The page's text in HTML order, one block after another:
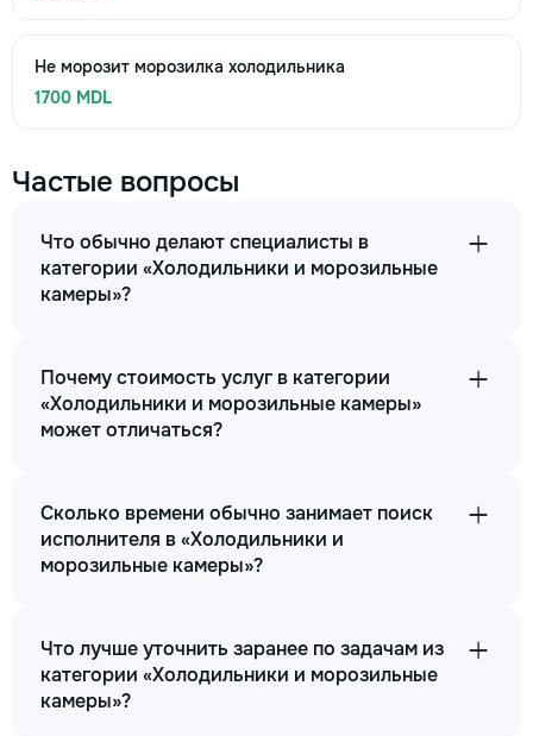
Не морозит морозилка холодильника
1700 MDL
Частые вопросы
Что обычно делают специалисты в
категории «Холодильники и морозильные
камеры»?
Почему стоимость услуг в категории
«Холодильники и морозильные камеры»
может отличаться?
Сколько времени обычно занимает поиск
исполнителя в «Холодильники и
морозильные камеры»?
Что лучше уточнить заранее по задачам из
категории «Холодильники и морозильные
камеры»?